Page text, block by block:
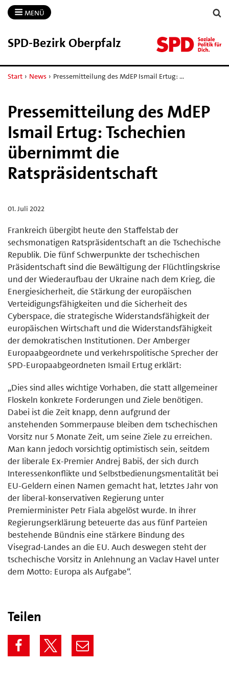
MENÜ
SPD-​Bezirk Oberpfalz
Start › News › Pressemitteilung des MdEP Ismail Ertug: …
Pressemitteilung des MdEP
Ismail Ertug: Tschechien
übernimmt die
Ratspräsidentschaft
01. Juli 2022
Frankreich übergibt heute den Staffelstab der
sechsmonatigen Ratspräsidentschaft an die Tschechische
Republik. Die fünf Schwerpunkte der tschechischen
Präsidentschaft sind die Bewältigung der Flüchtlingskrise
und der Wiederaufbau der Ukraine nach dem Krieg, die
Energiesicherheit, die Stärkung der europäischen
Verteidigungsfähigkeiten und die Sicherheit des
Cyberspace, die strategische Widerstandsfähigkeit der
europäischen Wirtschaft und die Widerstandsfähigkeit
der demokratischen Institutionen. Der Amberger
Europaabgeordnete und verkehrspolitische Sprecher der
SPD-Europaabgeordneten Ismail Ertug erklärt:
„Dies sind alles wichtige Vorhaben, die statt allgemeiner
Floskeln konkrete Forderungen und Ziele benötigen.
Dabei ist die Zeit knapp, denn aufgrund der
anstehenden Sommerpause bleiben dem tschechischen
Vorsitz nur 5 Monate Zeit, um seine Ziele zu erreichen.
Man kann jedoch vorsichtig optimistisch sein, seitdem
der liberale Ex-Premier Andrej Babiš, der sich durch
Interessenkonflikte und Selbstbedienungsmentalität bei
EU-Geldern einen Namen gemacht hat, letztes Jahr von
der liberal-konservativen Regierung unter
Premierminister Petr Fiala abgelöst wurde. In ihrer
Regierungserklärung beteuerte das aus fünf Parteien
bestehende Bündnis eine stärkere Bindung des
Visegrad-Landes an die EU. Auch deswegen steht der
tschechische Vorsitz in Anlehnung an Vaclav Havel unter
dem Motto: Europa als Aufgabe“.
Teilen